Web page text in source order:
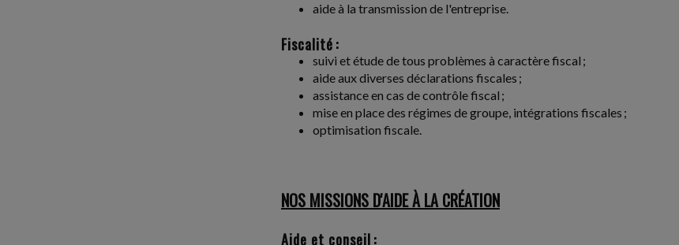
aide à la transmission de l'entreprise.
Fiscalité :
suivi et étude de tous problèmes à caractère fiscal ;
aide aux diverses déclarations fiscales ;
assistance en cas de contrôle fiscal ;
mise en place des régimes de groupe, intégrations fiscales ;
optimisation fiscale.
NOS MISSIONS D'AIDE À LA CRÉATION
Aide et conseil :